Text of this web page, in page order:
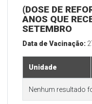
(DOSE DE
ANOS QUE
SETEMBRO
Data de Vacinação:
Unidade
Nenhum resultado